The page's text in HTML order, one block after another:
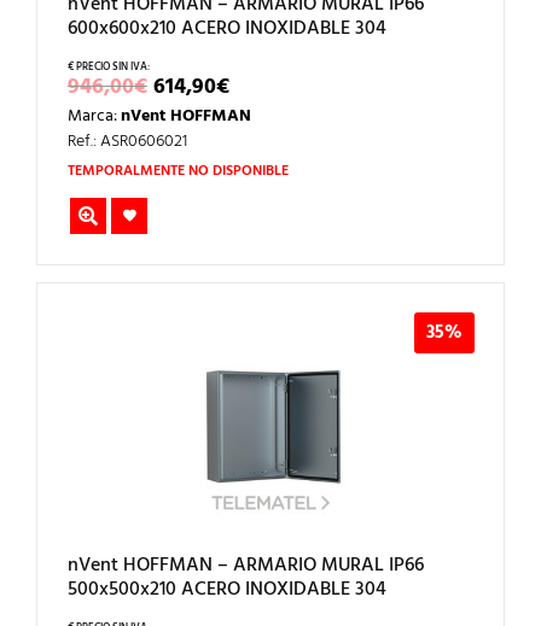
600x600x210 ACERO INOXIDABLE 304
946,00€EL
PRECIO
ORIGINAL
ERA:
946,00€.
614,90€EL
PRECIO
ACTUAL
614,90€.
Marca:nVent HOFFMAN
Ref.: ASR0606021
TEMPORALMENTE NO DISPONIBLE
35%
nVent HOFFMAN – ARMARIO MURAL IP66
500x500x210 ACERO INOXIDABLE 304